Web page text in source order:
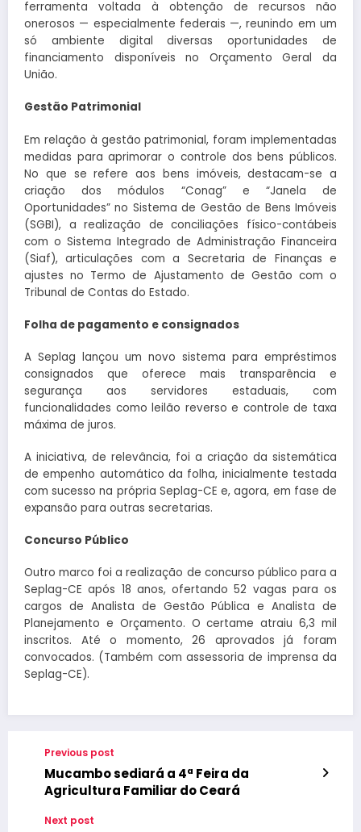
ferramenta voltada à obtenção de recursos não
onerosos — especialmente federais —, reunindo em um
só ambiente digital diversas oportunidades de
financiamento disponíveis no Orçamento Geral da
União.
Gestão Patrimonial
Em relação à gestão patrimonial, foram implementadas
medidas para aprimorar o controle dos bens públicos.
No que se refere aos bens imóveis, destacam-se a
criação dos módulos “Conag” e “Janela de
Oportunidades” no Sistema de Gestão de Bens Imóveis
(SGBI), a realização de conciliações físico-contábeis
com o Sistema Integrado de Administração Financeira
(Siaf), articulações com a Secretaria de Finanças e
ajustes no Termo de Ajustamento de Gestão com o
Tribunal de Contas do Estado.
Folha de pagamento e consignados
A Seplag lançou um novo sistema para empréstimos
consignados que oferece mais transparência e
segurança aos servidores estaduais, com
funcionalidades como leilão reverso e controle de taxa
máxima de juros.
A iniciativa, de relevância, foi a criação da sistemática
de empenho automático da folha, inicialmente testada
com sucesso na própria Seplag-CE e, agora, em fase de
expansão para outras secretarias.
Concurso Público
Outro marco foi a realização de concurso público para a
Seplag-CE após 18 anos, ofertando 52 vagas para os
cargos de Analista de Gestão Pública e Analista de
Planejamento e Orçamento. O certame atraiu 6,3 mil
inscritos. Até o momento, 26 aprovados já foram
convocados. (Também com assessoria de imprensa da
Seplag-CE).
Previous post
Mucambo sediará a 4ª Feira da
Agricultura Familiar do Ceará
Next post